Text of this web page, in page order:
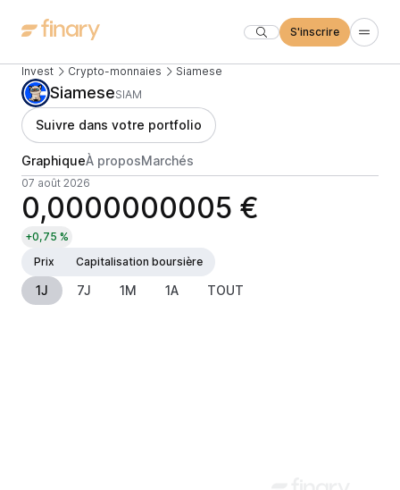
S'inscrire
Invest Crypto-monnaies Siamese
SiameseSIAM
Suivre dans votre portfolio
GraphiqueÀ proposMarchés
07 août 2026
0,0000000005 €
+0,75 %
Prix
Capitalisation boursière
1J 7J 1M 1A TOUT